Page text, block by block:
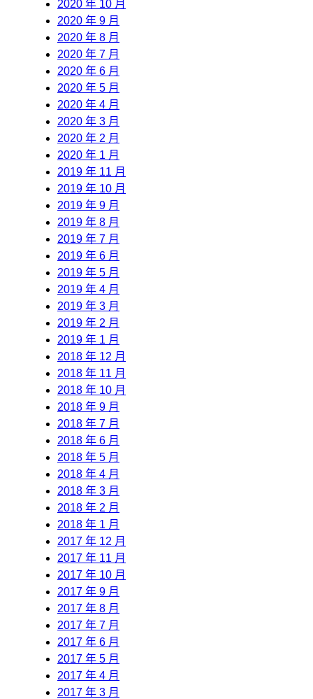
2020 年 10 月
2020 年 9 月
2020 年 8 月
2020 年 7 月
2020 年 6 月
2020 年 5 月
2020 年 4 月
2020 年 3 月
2020 年 2 月
2020 年 1 月
2019 年 11 月
2019 年 10 月
2019 年 9 月
2019 年 8 月
2019 年 7 月
2019 年 6 月
2019 年 5 月
2019 年 4 月
2019 年 3 月
2019 年 2 月
2019 年 1 月
2018 年 12 月
2018 年 11 月
2018 年 10 月
2018 年 9 月
2018 年 7 月
2018 年 6 月
2018 年 5 月
2018 年 4 月
2018 年 3 月
2018 年 2 月
2018 年 1 月
2017 年 12 月
2017 年 11 月
2017 年 10 月
2017 年 9 月
2017 年 8 月
2017 年 7 月
2017 年 6 月
2017 年 5 月
2017 年 4 月
2017 年 3 月